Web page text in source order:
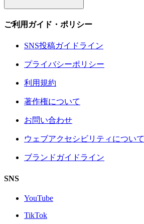
ご利用ガイド・ポリシー
SNS投稿ガイドライン
プライバシーポリシー
利用規約
著作権について
お問い合わせ
ウェブアクセシビリティについて
ブランドガイドライン
SNS
YouTube
TikTok